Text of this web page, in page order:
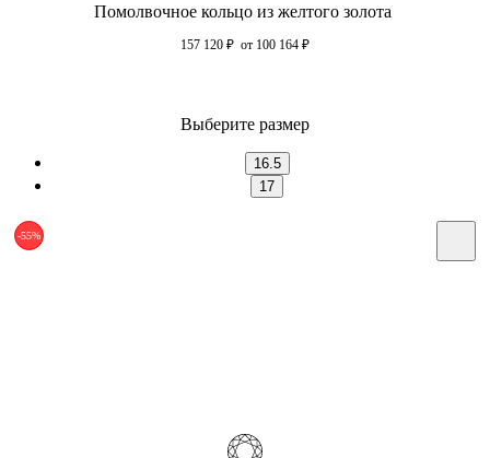
Помолвочное кольцо из желтого золота
157 120 ₽ от 100 164 ₽
Выберите размер
16.5
17
-55%